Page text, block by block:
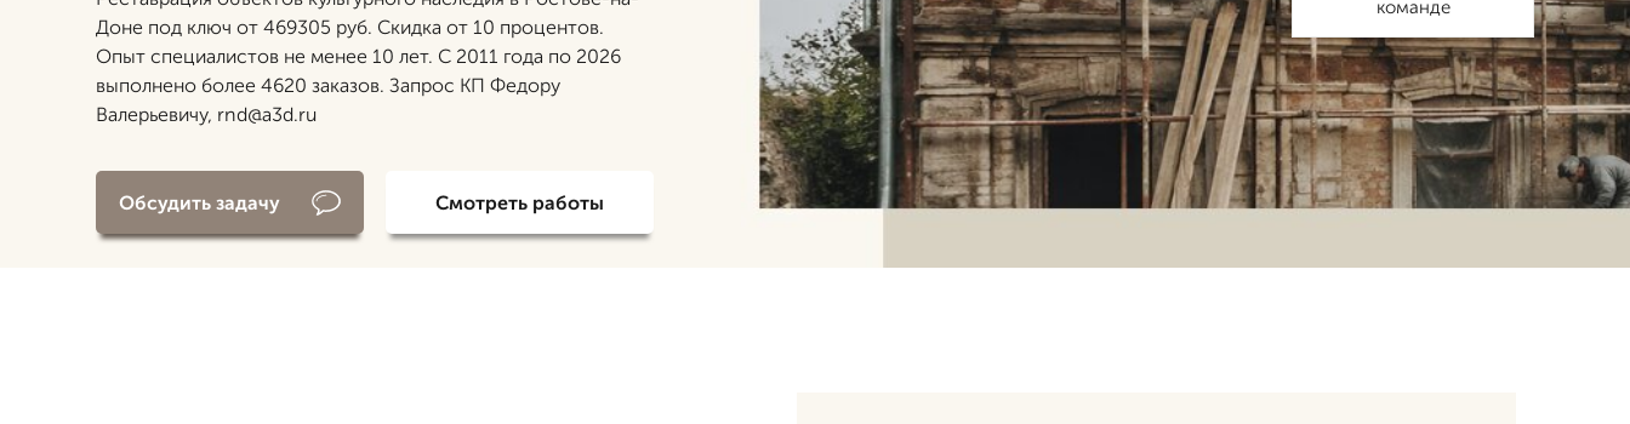
Доне под ключ от 469305 руб. Скидка от 10 процентов.
Опыт специалистов не менее 10 лет. С 2011 года по 2026
выполнено более 4620 заказов. Запрос КП Федору
Валерьевичу, rnd@a3d.ru
Обсудить задачу Смотреть работы
команде